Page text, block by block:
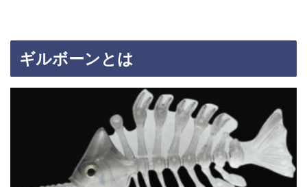
ギルボーンとは